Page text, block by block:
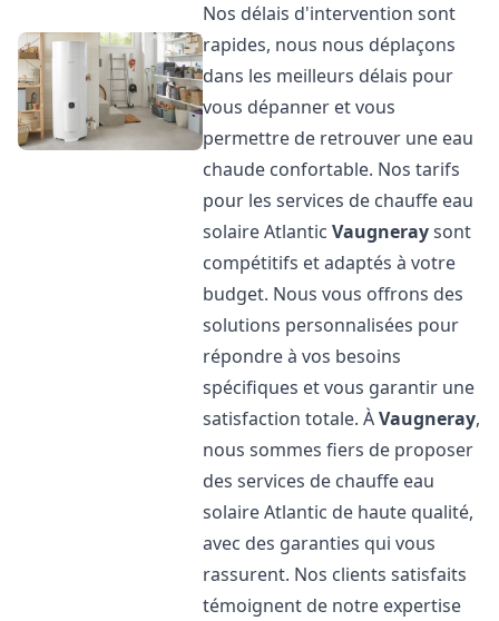
Nos délais d'intervention sont
rapides, nous nous déplaçons
dans les meilleurs délais pour
vous dépanner et vous
permettre de retrouver une eau
chaude confortable. Nos tarifs
pour les services de chauffe eau
solaire AtlanticVaugneraysont
compétitifs et adaptés à votre
budget. Nous vous offrons des
solutions personnalisées pour
répondre à vos besoins
spécifiques et vous garantir une
satisfaction totale. ÀVaugneray,
nous sommes fiers de proposer
des services de chauffe eau
solaire Atlantic de haute qualité,
avec des garanties qui vous
rassurent. Nos clients satisfaits
témoignent de notre expertise